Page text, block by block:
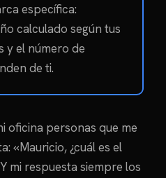
específica:
calculado según tus
y el número de
de ti.
oficina personas que me
«Mauricio, ¿cuál es el
mi respuesta siempre los